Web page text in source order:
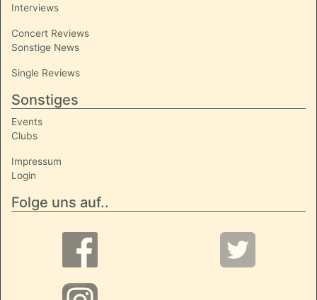
Interviews
Concert Reviews
Sonstige News
Single Reviews
Sonstiges
Events
Clubs
Impressum
Login
Folge uns auf..